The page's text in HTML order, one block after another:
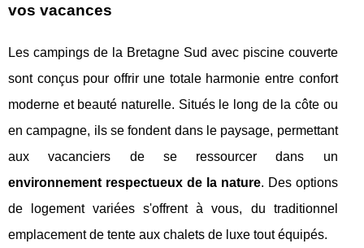
vos vacances
Les campings de la Bretagne Sud avec piscine couverte
sont conçus pour offrir une totale harmonie entre confort
moderne et beauté naturelle. Situés le long de la côte ou
en campagne, ils se fondent dans le paysage, permettant
aux vacanciers de se ressourcer dans un
environnement respectueux de la nature. Des options
de logement variées s'offrent à vous, du traditionnel
emplacement de tente aux chalets de luxe tout équipés.